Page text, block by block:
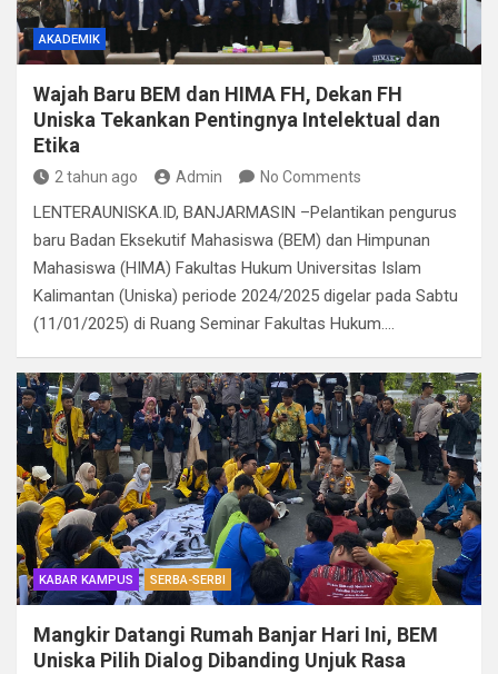
AKADEMIK
Wajah Baru BEM dan HIMA FH, Dekan FH
Uniska Tekankan Pentingnya Intelektual dan
Etika
2 tahun ago Admin No Comments
LENTERAUNISKA.ID, BANJARMASIN –Pelantikan pengurus
baru Badan Eksekutif Mahasiswa (BEM) dan Himpunan
Mahasiswa (HIMA) Fakultas Hukum Universitas Islam
Kalimantan (Uniska) periode 2024/2025 digelar pada Sabtu
(11/01/2025) di Ruang Seminar Fakultas Hukum.…
KABAR KAMPUS SERBA-SERBI
Mangkir Datangi Rumah Banjar Hari Ini, BEM
Uniska Pilih Dialog Dibanding Unjuk Rasa